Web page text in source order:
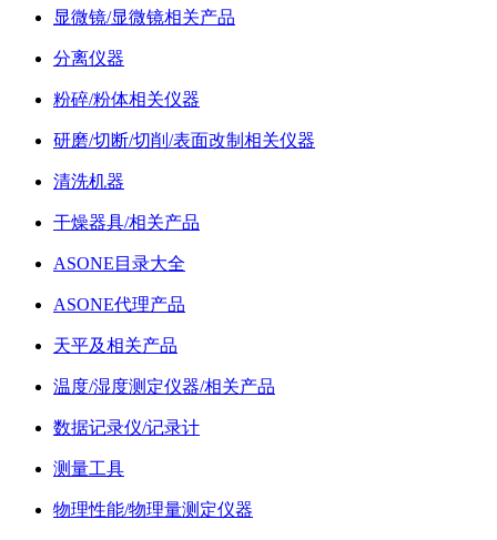
显微镜/显微镜相关产品
分离仪器
粉碎/粉体相关仪器
研磨/切断/切削/表面改制相关仪器
清洗机器
干燥器具/相关产品
ASONE目录大全
ASONE代理产品
天平及相关产品
温度/湿度测定仪器/相关产品
数据记录仪/记录计
测量工具
物理性能/物理量测定仪器